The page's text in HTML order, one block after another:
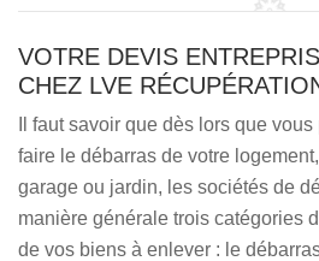
VOTRE DEVIS
CHEZ LVE
Il faut savoir que dès lors que
faire le débarras de votre
garage ou jardin, les sociétés de
manière générale trois catégories
de vos biens à enlever : le